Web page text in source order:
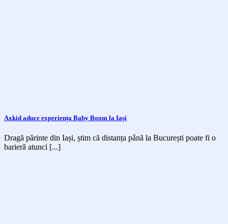
Axkid aduce experiența Baby Boom la Iași
Dragă părinte din Iași, știm că distanța până la București poate fi o
barieră atunci [...]